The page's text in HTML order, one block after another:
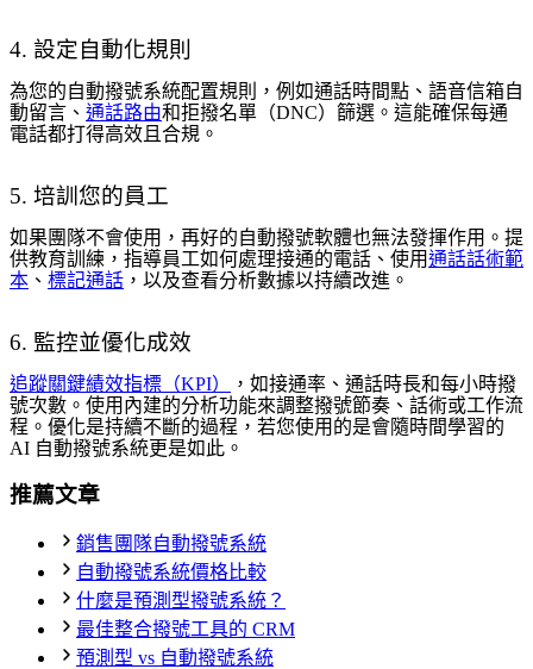
4. 設定自動化規則
為您的自動撥號系統配置規則，例如通話時間點、語音信箱自
動留言、 通話路由和拒撥名單（DNC）篩選。這能確保每通
電話都打得高效且合規。
5. 培訓您的員工
如果團隊不會使用，再好的自動撥號軟體也無法發揮作用。提
供教育訓練，指導員工如何處理接通的電話、使用通話話術範
本 、 標記通話 ，以及查看分析數據以持續改進。
6. 監控並優化成效
追蹤關鍵績效指標（KPI）
，如接通率、通話時長和每小時撥
號次數。使用內建的分析功能來調整撥號節奏、話術或工作流
程。優化是持續不斷的過程，若您使用的是會隨時間學習的
AI 自動撥號系統更是如此。
推薦文章
銷售團隊自動撥號系統
自動撥號系統價格比較
什麼是預測型撥號系統？
最佳整合撥號工具的 CRM
預測型 vs 自動撥號系統